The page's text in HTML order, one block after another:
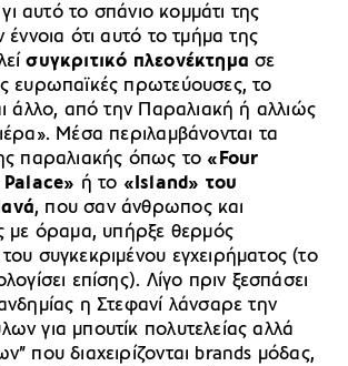
γι αυτό το σπάνιο κομμάτι της
ότι αυτό το τμήμα της
συγκριτικό πλεονέκτημα σε
ευρωπαϊκές πρωτεύουσες, το
άλλο, από την Παραλιακή ή αλλιώς
Μέσα περιλαμβάνονται τα
παραλιακής όπως το «Four
ή το «Island» του
, που σαν άνθρωπος και
με όραμα, υπήρξε θερμός
συγκεκριμένου εγχειρήματος (το
επίσης). Λίγο πριν ξεσπάσει
η Στεφανί λάνσαρε την
για μπουτίκ πολυτελείας αλλά
που διαχειρίζονται brands μόδας,